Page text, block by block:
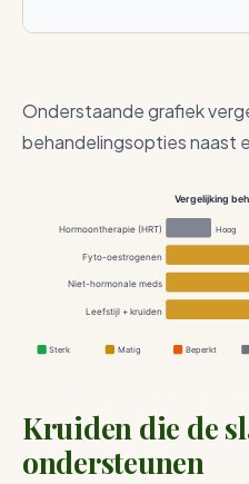
Onderstaande grafiek
behandelingsopties naast
Vergelijking
Hormoontherapie (HRT) Hoog
Fyto-oestrogenen
Niet-hormonale meds
Leefstijl + kruiden
Sterk Matig Beperkt
Kruiden die de
ondersteunen